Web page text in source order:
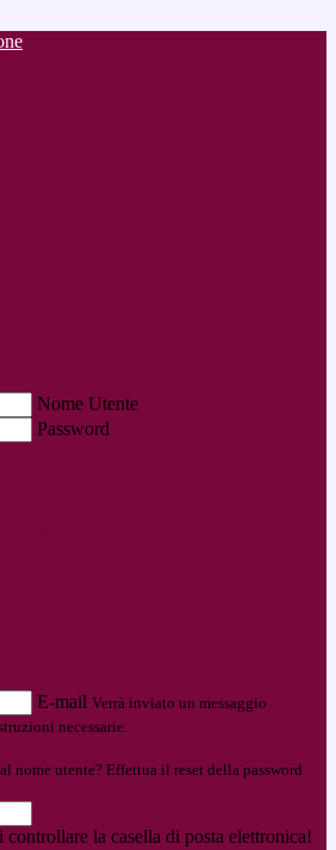
Nome Utente
Password
E-mail Verrà inviato un messaggio
necessarie.
nome utente? Effettua il reset della password
la casella di posta elettronica!